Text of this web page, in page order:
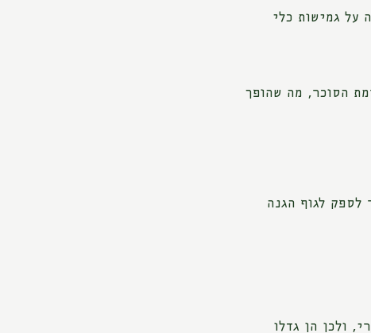
על גמישות כלי
הסוכר, מה שהופך
לספק לגוף הגנה
ולכן הן גדלו